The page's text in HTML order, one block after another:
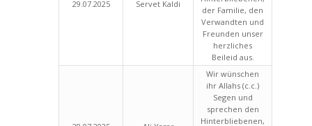
29.07.2025 Servet Kaldi
der Familie, den
Verwandten und
Freunden unser
herzliches
Beileid aus.
Wir wünschen
ihr Allahs (c.c.)
Segen und
sprechen den
Hinterbliebenen,